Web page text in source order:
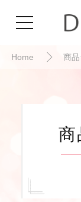
Home 商
商